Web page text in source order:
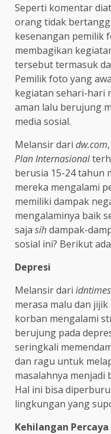
Seperti komentar
orang tidak
kesenangan pemilik
membagikan
tersebut termasuk
Pemilik foto yang
kegiatan sehari-hari
aman lalu berujung
media sosial.
Melansir dari dw.com
Plan Internasional
berusia 15-24 tahun
mereka mengalami
memiliki dampak
mengalaminya baik
saja sihdampak-
sosial ini? Berikut
Depresi
Melansir dari
merasa malu dan
korban mengalami
berujung pada
seringkali
dan ragu untuk
masalahnya menjadi
Hal ini bisa
lingkungan yang
Kehilangan Percaya